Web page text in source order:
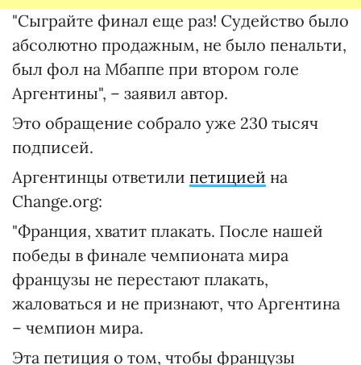
"Сыграйте финал еще раз! Судейство было
абсолютно продажным, не было пенальти,
был фол на Мбаппе при втором голе
Аргентины", – заявил автор.
Это обращение собрало уже 230 тысяч
подписей.
Аргентинцы ответили петицией на
Change.org:
"Франция, хватит плакать. После нашей
победы в финале чемпионата мира
французы не перестают плакать,
жаловаться и не признают, что Аргентина
– чемпион мира.
Эта петиция о том, чтобы французы